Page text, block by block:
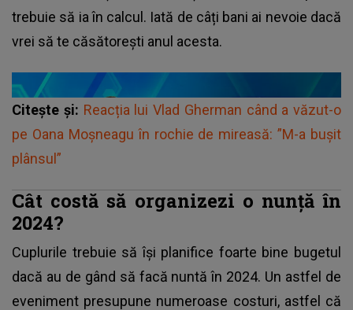
trebuie să ia în calcul. Iată de câți bani ai nevoie dacă
vrei să te căsătorești anul acesta.
Citește și: Reacția lui Vlad Gherman când a văzut-o
pe Oana Moșneagu în rochie de mireasă: ”M-a bușit
plânsul”
Cât costă să organizezi o nunță în
2024?
Cuplurile trebuie să își planifice foarte bine bugetul
dacă au de gând să facă nuntă în 2024. Un astfel de
eveniment presupune numeroase costuri, astfel că